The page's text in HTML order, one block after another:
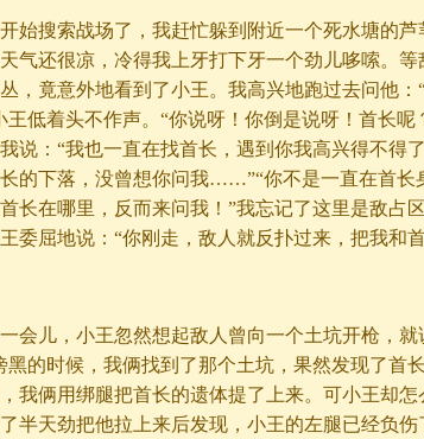
始搜索战场了，我赶忙躲到附近一个死水塘的芦
气还很凉，冷得我上牙打下牙一个劲儿哆嗦。等
，竟意外地看到了小王。我高兴地跑过去问他：
王低着头不作声。“你说呀！你倒是说呀！首长呢
说：“我也一直在找首长，遇到你我高兴得不得
的下落，没曾想你问我……”“你不是一直在首长
长在哪里，反而来问我！”我忘记了这里是敌占
委屈地说：“你刚走，敌人就反扑过来，把我和
会儿，小王忽然想起敌人曾向一个土坑开枪，就
的时候，我俩找到了那个土坑，果然发现了首
我俩用绑腿把首长的遗体提了上来。可小王却怎
半天劲把他拉上来后发现，小王的左腿已经负伤